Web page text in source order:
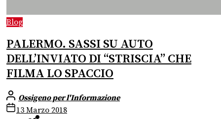
Blog
PALERMO. SASSI SU AUTO
DELL’INVIATO DI “STRISCIA” CHE
FILMA LO SPACCIO
Ossigeno per l'Informazione
13 Marzo 2018